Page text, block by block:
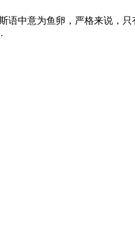
中意为鱼卵，严格来说，